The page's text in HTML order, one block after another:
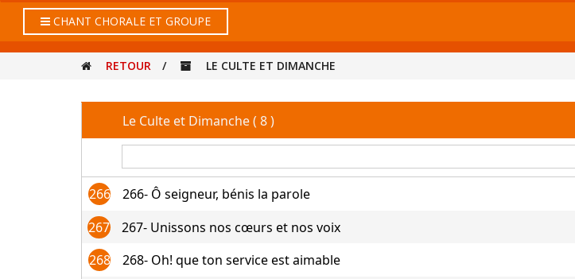
CHANT CHORALE ET GROUPE
RETOUR / LE CULTE ET DIMANCHE
Le Culte et Dimanche ( 8 )
266
266- Ô seigneur, bénis la parole
267
267- Unissons nos cœurs et nos voix
268
268- Oh! que ton service est aimable